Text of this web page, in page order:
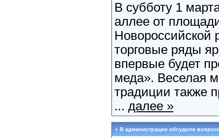
В субботу 1
аллее от
Новороссийской
торговые ряды
впервые будет
меда». Веселая
традиции также
... далее »
В администрации обсудили